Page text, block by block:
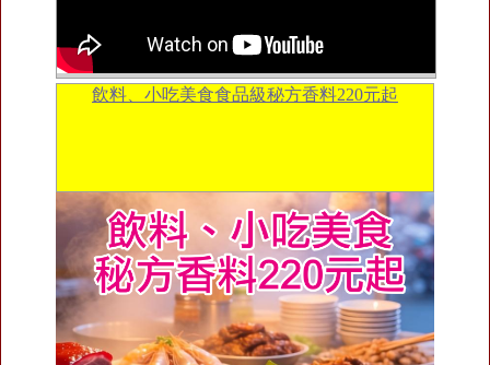
飲料、小吃美食食品級秘方香料220元起